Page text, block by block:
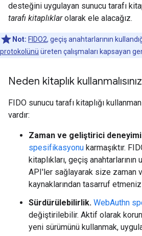
desteğini uygulayan sunucu tarafı
tarafı kitaplıklarolarak ele alacağız.
Not: FIDO2, geçiş anahtarlarının
protokolünü üreten çalışmaları kapsayan
Neden kitaplık
FIDO sunucu tarafı kitaplığı
vardır:
Zaman ve geliştirici
spesifikasyonu karmaşıktır.
kitaplıkları, geçiş
API'ler sağlayarak size zaman
kaynaklarından tasarruf
Sürdürülebilirlik. WebAuthn
değiştirilebilir. Aktif olarak
yeni sürümünü kullanmak,